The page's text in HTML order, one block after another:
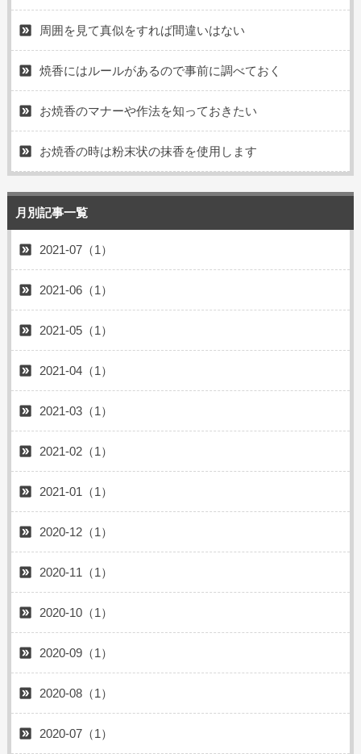
周囲を見て真似をすれば間違いはない
焼香にはルールがあるので事前に調べておく
お焼香のマナーや作法を知っておきたい
お焼香の時は粉末状の抹香を使用します
月別記事一覧
2021-07（1）
2021-06（1）
2021-05（1）
2021-04（1）
2021-03（1）
2021-02（1）
2021-01（1）
2020-12（1）
2020-11（1）
2020-10（1）
2020-09（1）
2020-08（1）
2020-07（1）